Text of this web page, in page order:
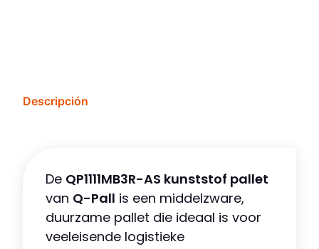
Descripción
De QP1111MB3R-AS kunststof pallet
van Q-Pall is een middelzware,
duurzame pallet die ideaal is voor
veeleisende logistieke